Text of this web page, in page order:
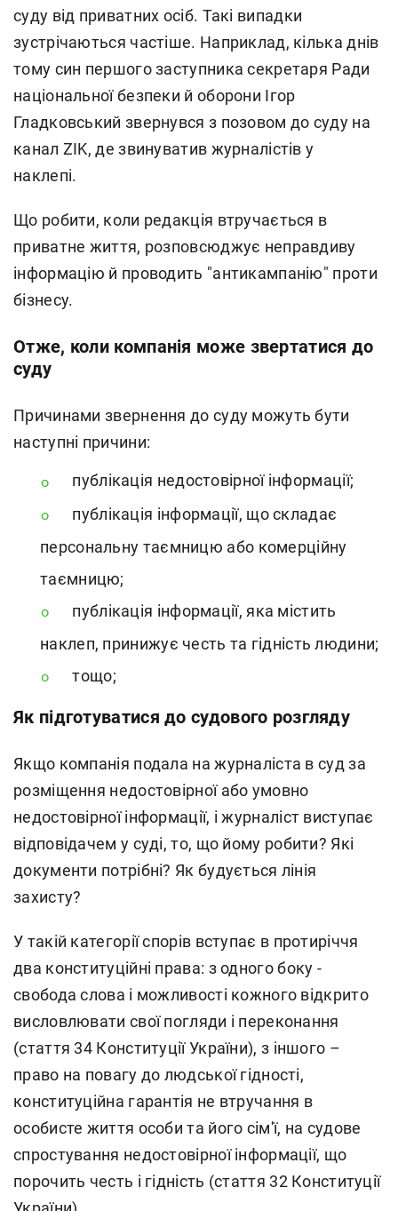
суду від приватних осіб. Такі випадки
зустрічаються частіше. Наприклад, кілька днів
тому син першого заступника секретаря Ради
національної безпеки й оборони Ігор
Гладковський звернувся з позовом до суду на
канал ZIK, де звинуватив журналістів у
наклепі.
Що робити, коли редакція втручається в
приватне життя, розповсюджує неправдиву
інформацію й проводить "антикампанію" проти
бізнесу.
Отже, коли компанія може звертатися до
суду
Причинами звернення до суду можуть бути
наступні причини:
публікація недостовірної інформації;
публікація інформації, що складає
персональну таємницю або комерційну
таємницю;
публікація інформації, яка містить
наклеп, принижує честь та гідність людини;
тощо;
Як підготуватися до судового розгляду
Якщо компанія подала на журналіста в суд за
розміщення недостовірної або умовно
недостовірної інформації, і журналіст виступає
відповідачем у суді, то, що йому робити? Які
документи потрібні? Як будується лінія
захисту?
У такій категорії спорів вступає в протиріччя
два конституційні права: з одного боку -
свобода слова і можливості кожного відкрито
висловлювати свої погляди і переконання
(стаття 34 Конституції України), з іншого –
право на повагу до людської гідності,
конституційна гарантія не втручання в
особисте життя особи та його сім'ї, на судове
спростування недостовірної інформації, що
порочить честь і гідність (стаття 32 Конституції